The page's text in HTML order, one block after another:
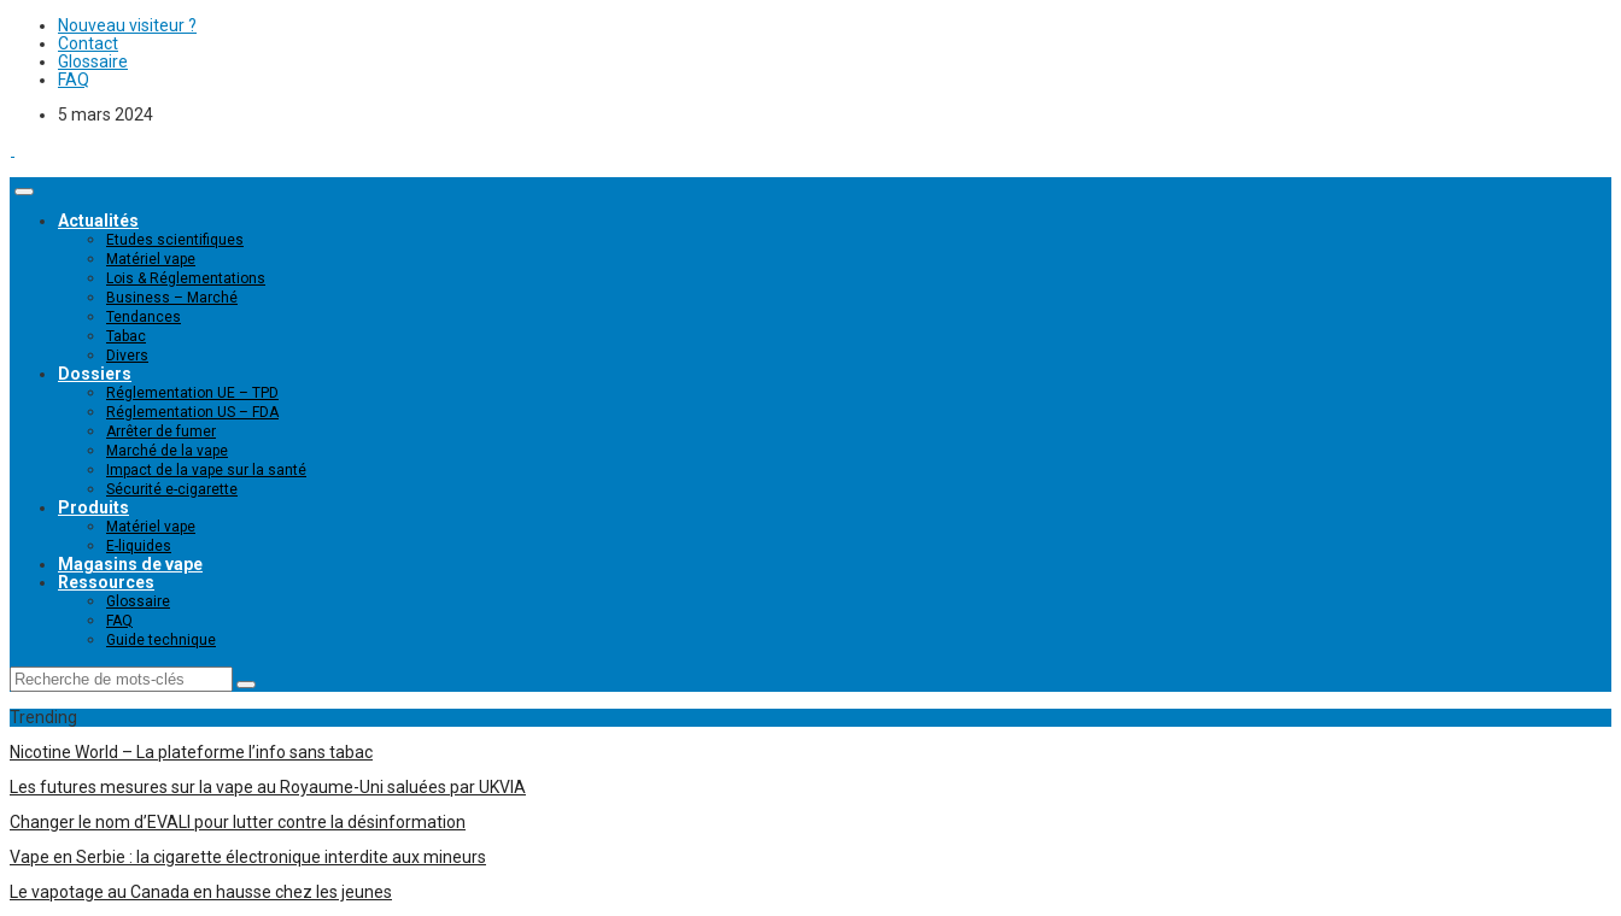
Nouveau visiteur ?
Contact
Glossaire
FAQ
5 mars 2024
Actualités
Etudes scientifiques
Matériel vape
Lois & Réglementations
Business – Marché
Tendances
Tabac
Divers
Dossiers
Réglementation UE – TPD
Réglementation US – FDA
Arrêter de fumer
Marché de la vape
Impact de la vape sur la santé
Sécurité e-cigarette
Produits
Matériel vape
E-liquides
Magasins de vape
Ressources
Glossaire
FAQ
Guide technique
Trending
Nicotine World – La plateforme l’info sans tabac
Les futures mesures sur la vape au Royaume-Uni saluées par UKVIA
Changer le nom d’EVALI pour lutter contre la désinformation
Vape en Serbie : la cigarette électronique interdite aux mineurs
Le vapotage au Canada en hausse chez les jeunes